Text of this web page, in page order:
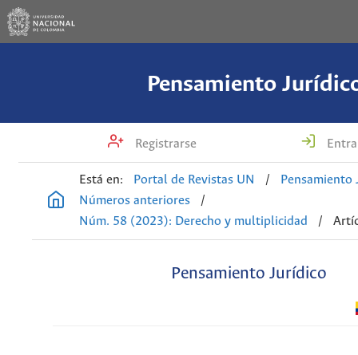
Pensamiento
Registrarse
Está en: Portal de Revistas UN /
Pensamiento
Números anteriores
/
Núm. 58 (2023): Derecho y multiplicidad
/
Pensamiento Jurídico